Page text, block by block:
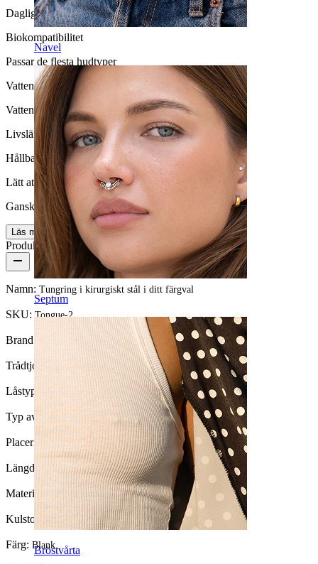
Navel
Septum
Bröstvårta
Daglig användning
Biokompatibilitet
Passar de flesta hudtyper
Vattentäthet
Vattentät
Livslängd
Hållbar
Lätt att ta på/av
Ganska enkel
Läs mer
Produktdetaljer
Namn: Tungring i kirurgiskt stål i ditt färgval
SKU:Tongue-2
Brand: Bodymod Essentials
Trådtjocklek: 1,6 mm
Låstyp: Utvändig tråd
Typ av smycke: Barbell
Placering: Tunga
Längd: 16 mm
Material: Kirurgiskt stål
Kulstorlek: 6 mm.
Färg: Blank